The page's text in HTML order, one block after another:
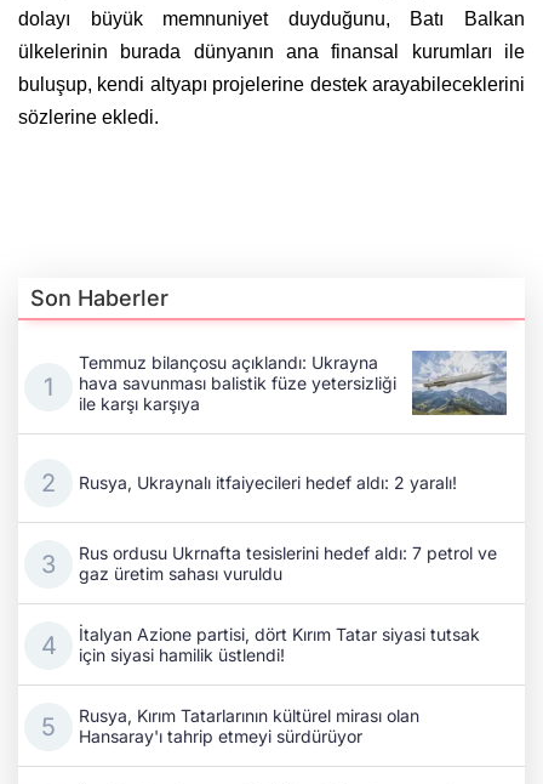
dolayı büyük memnuniyet duyduğunu, Batı Balkan
ülkelerinin burada dünyanın ana finansal kurumları ile
buluşup, kendi altyapı projelerine destek arayabileceklerini
sözlerine ekledi.
Son Haberler
Temmuz bilançosu açıklandı: Ukrayna
hava savunması balistik füze yetersizliği
ile karşı karşıya
Rusya, Ukraynalı itfaiyecileri hedef aldı: 2 yaralı!
Rus ordusu Ukrnafta tesislerini hedef aldı: 7 petrol ve
gaz üretim sahası vuruldu
İtalyan Azione partisi, dört Kırım Tatar siyasi tutsak
için siyasi hamilik üstlendi!
Rusya, Kırım Tatarlarının kültürel mirası olan
Hansaray'ı tahrip etmeyi sürdürüyor